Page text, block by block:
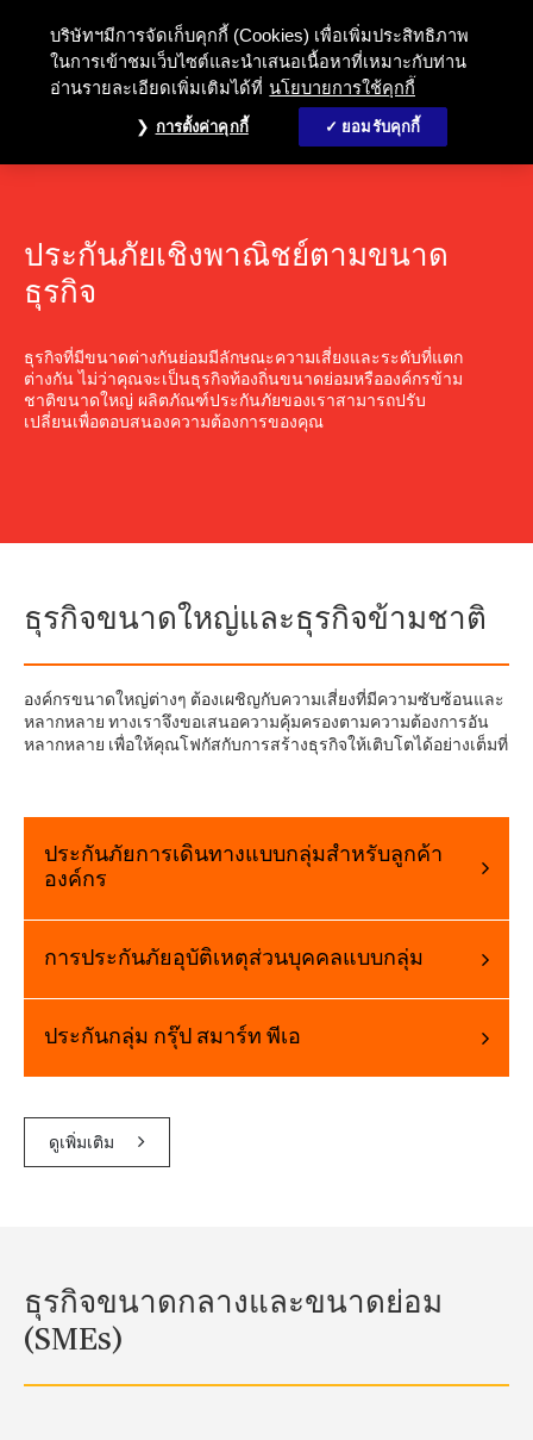
ประกันภัยเชิงพาณิชย์ตามขนาด
ธุรกิจ
ธุรกิจที่มีขนาดต่างกันย่อมมีลักษณะความเสี่ยงและระดับที่แตก
ต่างกัน ไม่ว่าคุณจะเป็นธุรกิจท้องถิ่นขนาดย่อมหรือองค์กรข้าม
ชาติขนาดใหญ่ ผลิตภัณฑ์ประกันภัยของเราสามารถปรับ
เปลี่ยนเพื่อตอบสนองความต้องการของคุณ
ธุรกิจขนาดใหญ่และธุรกิจข้ามชาติ
องค์กรขนาดใหญ่ต่างๆ ต้องเผชิญกับความเสี่ยงที่มีความซับซ้อนและ
หลากหลาย ทางเราจึงขอเสนอความคุ้มครองตามความต้องการอัน
หลากหลาย เพื่อให้คุณโฟกัสกับการสร้างธุรกิจให้เติบโตได้อย่างเต็มที่
ประกันภัยการเดินทางแบบกลุ่มสำหรับลูกค้า
องค์กร
การประกันภัยอุบัติเหตุส่วนบุคคลแบบกลุ่ม
ประกันกลุ่ม กรุ๊ป สมาร์ท พีเอ
ดูเพิ่มเติม
ธุรกิจขนาดกลางและขนาดย่อม
(SMEs)
บริษัทฯมีการจัดเก็บคุกกี้ (Cookies) เพื่อเพิ่มประสิทธิภาพ
ในการเข้าชมเว็บไซต์และนำเสนอเนื้อหาที่เหมาะกับท่าน
อ่านรายละเอียดเพิ่มเติมได้ที่ นโยบายการใช้คุกกี้
การตั้งค่าคุกกี้ ยอมรับคุกกี้